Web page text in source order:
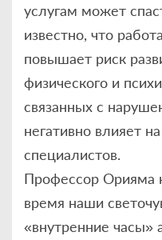
услугам может
известно, что
повышает риск
физического и
связанных с
негативно влияет
специалистов.
Профессор Орияма
время наши
«внутренние часы»